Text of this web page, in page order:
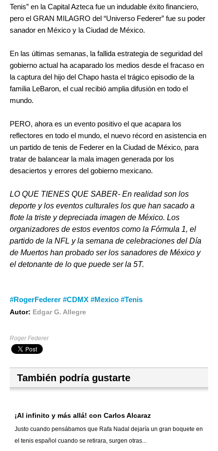
Tenis” en la Capital Azteca fue un indudable éxito financiero,
pero el GRAN MILAGRO del “Universo Federer” fue su poder
sanador en México y la Ciudad de México.
En las últimas semanas, la fallida estrategia de seguridad del
gobierno actual ha acaparado los medios desde el fracaso en
la captura del hijo del Chapo hasta el trágico episodio de la
familia LeBaron, el cual recibió amplia difusión en todo el
mundo.
PERO, ahora es un evento positivo el que acapara los
reflectores en todo el mundo, el nuevo récord en asistencia en
un partido de tenis de Federer en la Ciudad de México, para
tratar de balancear la mala imagen generada por los
desaciertos y errores del gobierno mexicano.
LO QUE TIENES QUE SABER- En realidad son los
deporte y los eventos culturales los que han sacado a
flote la triste y depreciada imagen de México. Los
organizadores de estos eventos como la Fórmula 1, el
partido de la NFL y la semana de celebraciones del Día
de Muertos han probado ser los sanadores de México y
el detonante de lo que puede ser la 5T.
#RogerFederer #CDMX #Mexico #Tenis
Autor: Edgar G. Allegre
Roger Federer
También podría gustarte
¡Al infinito y más allá! con Carlos Alcaraz
Justo cuando pensábamos que Rafa Nadal dejaría un gran boquete en
el tenis español cuando se retirara, surgen otras...